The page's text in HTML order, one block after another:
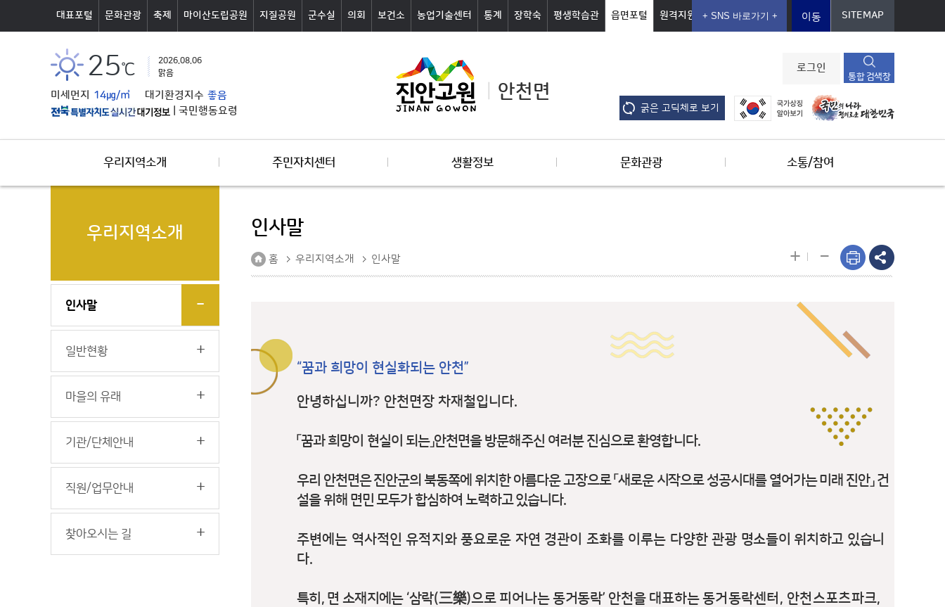
대표포털 문화관광 축제 마이산도립공원 지질공원 군수실 의회 보건소 농업기술센터 통계 장학숙 평생학습관 읍면포털 원격지원 이동 SITEMAP
25℃
2026.08.06
맑음
미세먼지 14㎍/㎥ 대기환경지수 좋음
국민행동요령
안천면
로그인
통합 검색창
굵은 고딕체로 보기
우리지역소개 주민자치센터 생활정보 문화관광 소통/참여
우리지역소개
인사말
일반현황
마을의 유래
기관/단체안내
직원/업무안내
찾아오시는 길
인사말
홈 우리지역소개 인사말 + -
“꿈과 희망이 현실화되는 안천”
안녕하십니까? 안천면장 차재철입니다.
「꿈과 희망이 현실이 되는」안천면을 방문해주신 여러분 진심으로 환영합니다.
우리 안천면은 진안군의 북동쪽에 위치한 아름다운 고장으로「새로운 시작으로 성공시대를 열어가는 미래 진안」건
설을 위해 면민 모두가 합심하여 노력하고 있습니다.
주변에는 역사적인 유적지와 풍요로운 자연 경관이 조화를 이루는 다양한 관광 명소들이 위치하고 있습니
다.
특히 , 면 소재지에는 ‘삼락(三樂)으로 피어나는 동거동락’ 안천을 대표하는동거동락센터 , 안천스포츠파크,